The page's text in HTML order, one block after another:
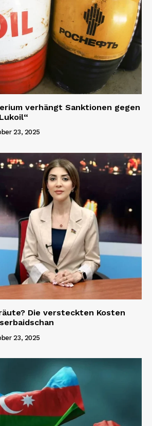
verhängt Sanktionen gegen
23, 2025
Die versteckten Kosten
23, 2025